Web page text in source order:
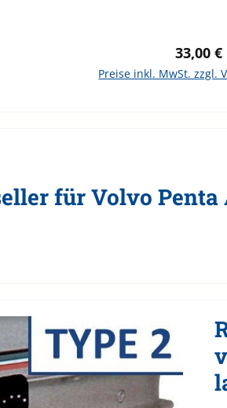
33,00 €
Preise inkl. MwSt. zzgl.
für Volvo Penta